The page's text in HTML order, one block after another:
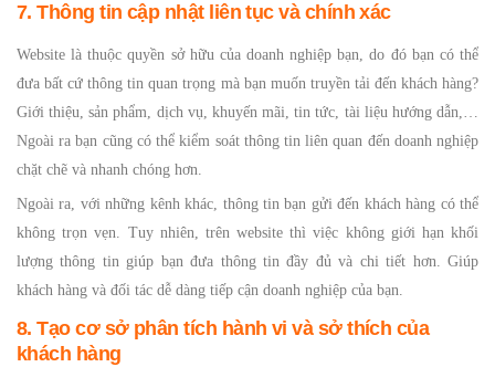
7. Thông tin cập nhật liên tục và chính xác
Website là thuộc quyền sở hữu của doanh nghiệp bạn, do đó bạn có thể
đưa bất cứ thông tin quan trọng mà bạn muốn truyền tải đến khách hàng?
Giới thiệu, sản phẩm, dịch vụ, khuyến mãi, tin tức, tài liệu hướng dẫn,…
Ngoài ra bạn cũng có thể kiểm soát thông tin liên quan đến doanh nghiệp
chặt chẽ và nhanh chóng hơn.
Ngoài ra, với những kênh khác, thông tin bạn gửi đến khách hàng có thể
không trọn vẹn. Tuy nhiên, trên website thì việc không giới hạn khối
lượng thông tin giúp bạn đưa thông tin đầy đủ và chi tiết hơn. Giúp
khách hàng và đối tác dễ dàng tiếp cận doanh nghiệp của bạn.
8. Tạo cơ sở phân tích hành vi và sở thích của
khách hàng